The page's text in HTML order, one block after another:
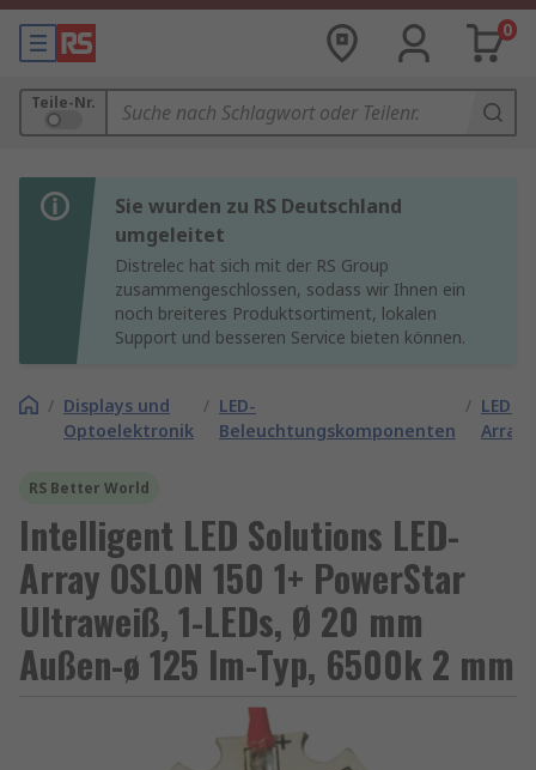
0
Teile-Nr.
Sie wurden zu RS Deutschland
umgeleitet
Distrelec hat sich mit der RS Group
zusammengeschlossen, sodass wir Ihnen ein
noch breiteres Produktsortiment, lokalen
Support und besseren Service bieten können.
/ Displays und
Optoelektronik
/ LED-
Beleuchtungskomponenten
/ LED-
Arrays
RS Better World
Intelligent LED Solutions LED-
Array OSLON 150 1+ PowerStar
Ultraweiß, 1-LEDs, Ø 20 mm
Außen-ø 125 lm-Typ, 6500k 2 mm